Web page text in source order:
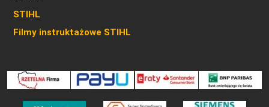
STIHL
Filmy instruktażowe STIHL